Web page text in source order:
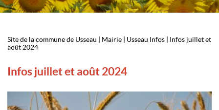
Site de la commune de Usseau Mairie Usseau Infos
Infos juillet et
août 2024
Infos juillet et août 2024